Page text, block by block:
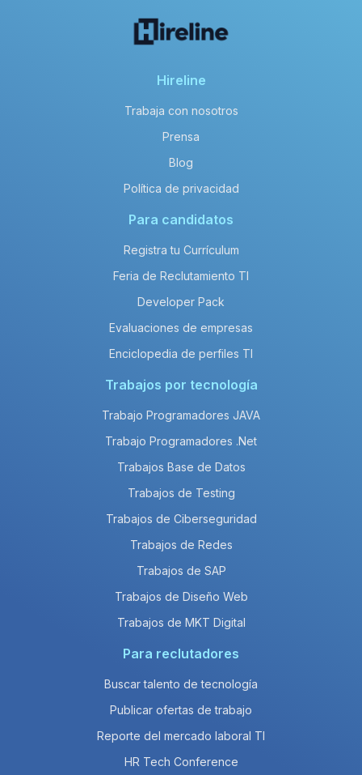
Hireline
Trabaja con nosotros
Prensa
Blog
Política de privacidad
Para candidatos
Registra tu Currículum
Feria de Reclutamiento TI
Developer Pack
Evaluaciones de empresas
Enciclopedia de perfiles TI
Trabajos por tecnología
Trabajo Programadores JAVA
Trabajo Programadores .Net
Trabajos Base de Datos
Trabajos de Testing
Trabajos de Ciberseguridad
Trabajos de Redes
Trabajos de SAP
Trabajos de Diseño Web
Trabajos de MKT Digital
Para reclutadores
Buscar talento de tecnología
Publicar ofertas de trabajo
Reporte del mercado laboral TI
HR Tech Conference